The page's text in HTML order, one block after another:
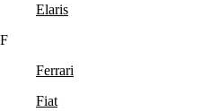
Elaris
F
Ferrari
Fiat